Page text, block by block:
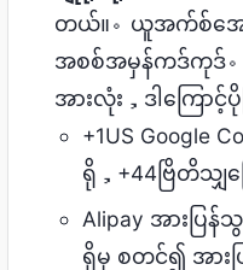
တယ်။。ယူအက်စ်အေ
အစစ်အမှန်ကဒ်ကုဒ်
အားလုံး，ဒါကြောင့်ပို
+1US Google
ရို，+44ဗြိတိသျှက
Alipay အားပြ
ရိုမှ စတင်၍ အား